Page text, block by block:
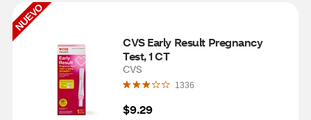
NUEVO
CVS Early Result Pregnancy
Test, 1 CT
CVS
1336
$9.29